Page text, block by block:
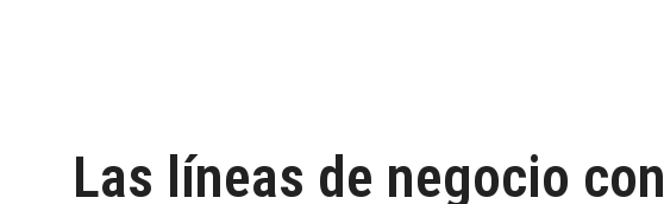
Las líneas de negocio con